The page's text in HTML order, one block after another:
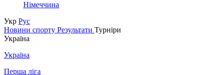
Німеччина
Укр Рус
Новини спорту Результати Турніри
Україна
Україна
Перша ліга